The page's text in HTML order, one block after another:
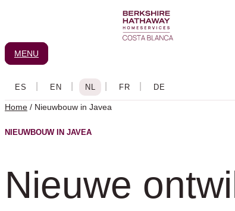
de
inhoud
MENU
Home / Nieuwbouw in Javea
NIEUWBOUW IN JAVEA
Nieuwe